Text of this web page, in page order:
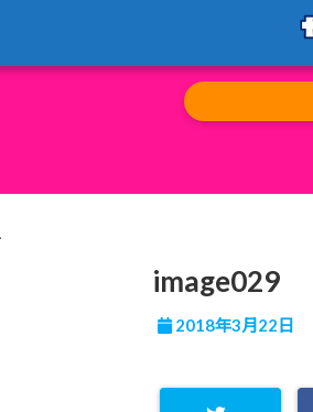
image029
2018年3月22日